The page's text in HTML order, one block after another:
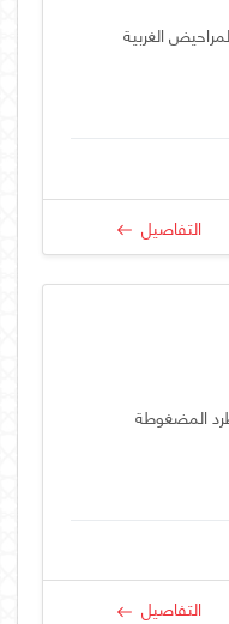
الغربية
التفاصيل
المضغوطة
التفاصيل